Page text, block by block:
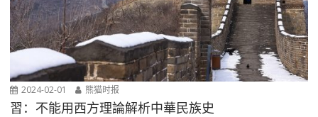
2024-02-01 熊猫时报
習：不能用西方理論解析中華民族史